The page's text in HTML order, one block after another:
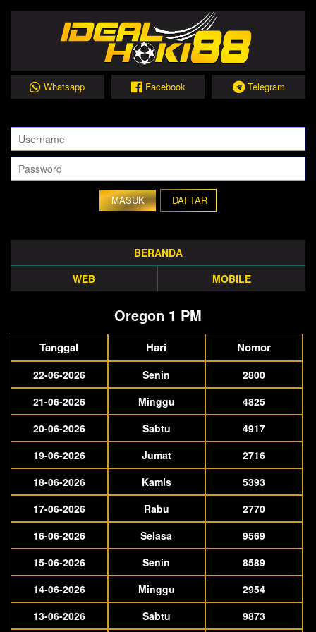
Whatsapp Facebook Telegram
DAFTAR
BERANDA
WEB
MOBILE
Oregon 1 PM
Tanggal Hari Nomor
22-06-2026 Senin
2800
21-06-2026
Minggu
4825
20-06-2026
Sabtu
4917
19-06-2026
Jumat
2716
18-06-2026
Kamis
5393
17-06-2026
Rabu
2770
16-06-2026
Selasa
9569
15-06-2026
Senin
8589
14-06-2026
Minggu
2954
13-06-2026
Sabtu 9873